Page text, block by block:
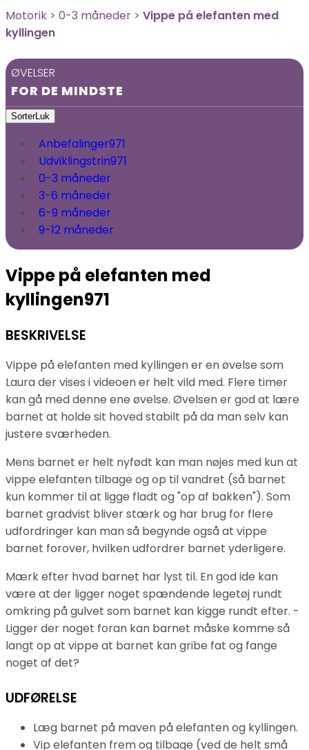
Motorik > 0-3 måneder > Vippe på elefanten med
kyllingen
ØVELSER
FOR DE MINDSTE
SorterLuk
Anbefalinger971
Udviklingstrin971
0-3 måneder
3-6 måneder
6-9 måneder
9-12 måneder
Vippe på elefanten med
kyllingen971
BESKRIVELSE
Vippe på elefanten med kyllingen er en øvelse som
Laura der vises i videoen er helt vild med. Flere timer
kan gå med denne ene øvelse. Øvelsen er god at lære
barnet at holde sit hoved stabilt på da man selv kan
justere sværheden.
Mens barnet er helt nyfødt kan man nøjes med kun at
vippe elefanten tilbage og op til vandret (så barnet
kun kommer til at ligge fladt og "op af bakken"). Som
barnet gradvist bliver stærk og har brug for flere
udfordringer kan man så begynde også at vippe
barnet forover, hvilken udfordrer barnet yderligere.
Mærk efter hvad barnet har lyst til. En god ide kan
være at der ligger noget spændende legetøj rundt
omkring på gulvet som barnet kan kigge rundt efter. -
Ligger der noget foran kan barnet måske komme så
langt op at vippe at barnet kan gribe fat og fange
noget af det?
UDFØRELSE
Læg barnet på maven på elefanten og kyllingen.
Vip elefanten frem og tilbage (ved de helt små